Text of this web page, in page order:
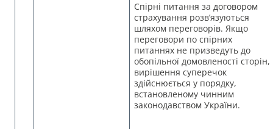
Спірні питання за договором
страхування розв’язуються
шляхом переговорів. Якщо
переговори по спірних
питаннях не призведуть до
обопільної домовленості сторін,
вирішення суперечок
здійснюється у порядку,
встановленому чинним
законодавством України.